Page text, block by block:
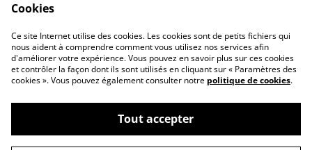
Contactez-nous
Politique de
confidentialité
Politique de
cookies
©2026l'éclipse
Cookies
Ce site Internet utilise des cookies. Les cookies sont de petits fichiers qui
nous aident à comprendre comment vous utilisez nos services afin
d'améliorer votre expérience. Vous pouvez en savoir plus sur ces cookies
et contrôler la façon dont ils sont utilisés en cliquant sur « Paramètres des
cookies ». Vous pouvez également consulter notre politique de cookies.
Tout accepter